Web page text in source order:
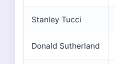
Stanley Tucci
Donald Sutherland